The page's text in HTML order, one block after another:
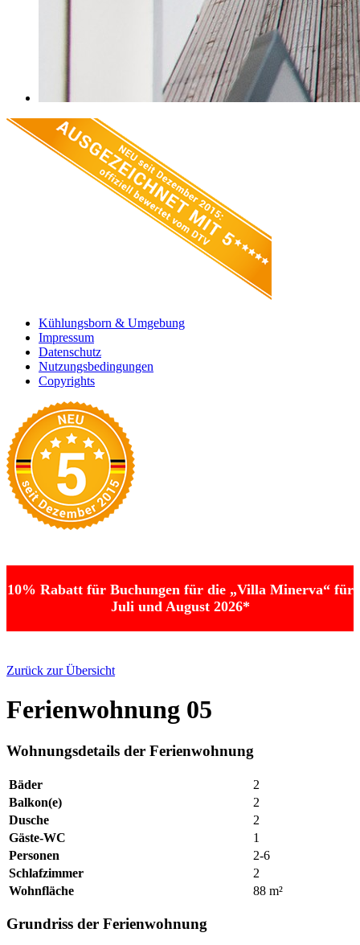
Kühlungsborn & Umgebung
Impressum
Datenschutz
Nutzungsbedingungen
Copyrights
10% Rabatt für Buchungen für die „Villa Minerva“ für
Juli und August 2026*
Zurück zur Übersicht
Ferienwohnung 05
Wohnungsdetails der Ferienwohnung
Bäder
2
Balkon(e)
2
Dusche
2
Gäste-WC
1
Personen
2-6
Schlafzimmer
2
Wohnfläche
88 m²
Grundriss der Ferienwohnung